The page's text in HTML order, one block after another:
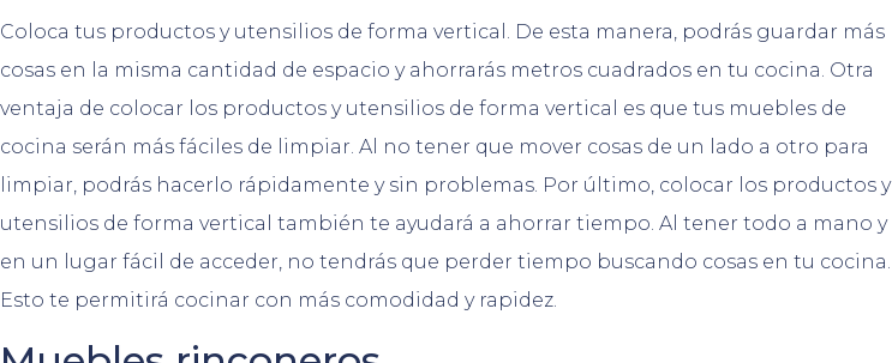
Coloca tus productos y utensilios de forma vertical. De esta manera, podrás guardar más
cosas en la misma cantidad de espacio y ahorrarás metros cuadrados en tu cocina. Otra
ventaja de colocar los productos y utensilios de forma vertical es que tus muebles de
cocina serán más fáciles de limpiar. Al no tener que mover cosas de un lado a otro para
limpiar, podrás hacerlo rápidamente y sin problemas. Por último, colocar los productos y
utensilios de forma vertical también te ayudará a ahorrar tiempo. Al tener todo a mano y
en un lugar fácil de acceder, no tendrás que perder tiempo buscando cosas en tu cocina.
Esto te permitirá cocinar con más comodidad y rapidez.